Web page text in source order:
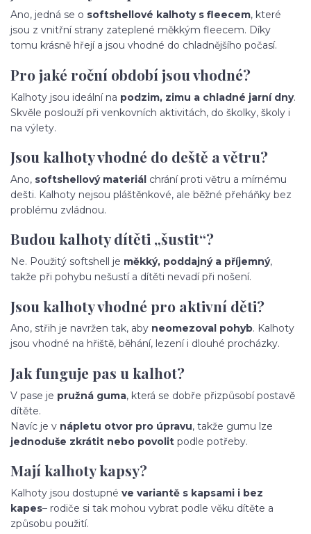
Ano, jedná se o softshellové kalhoty s fleecem, které
jsou z vnitřní strany zateplené měkkým fleecem. Díky
tomu krásně hřejí a jsou vhodné do chladnějšího počasí.
Pro jaké roční období jsou vhodné?
Kalhoty jsou ideální na podzim, zimu a chladné jarní dny.
Skvěle poslouží při venkovních aktivitách, do školky, školy i
na výlety.
Jsou kalhoty vhodné do deště a větru?
Ano, softshellový materiál chrání proti větru a mírnému
dešti. Kalhoty nejsou pláštěnkové, ale běžné přeháňky bez
problému zvládnou.
Budou kalhoty dítěti „šustit“?
Ne. Použitý softshell je měkký, poddajný a příjemný,
takže při pohybu nešustí a dítěti nevadí při nošení.
Jsou kalhoty vhodné pro aktivní děti?
Ano, střih je navržen tak, aby neomezoval pohyb. Kalhoty
jsou vhodné na hřiště, běhání, lezení i dlouhé procházky.
Jak funguje pas u kalhot?
V pase je pružná guma, která se dobře přizpůsobí postavě
dítěte.
Navíc je v nápletu otvor pro úpravu, takže gumu lze
jednoduše zkrátit nebo povolit podle potřeby.
Mají kalhoty kapsy?
Kalhoty jsou dostupné ve variantě s kapsami i bez
kapes– rodiče si tak mohou vybrat podle věku dítěte a
způsobu použití.